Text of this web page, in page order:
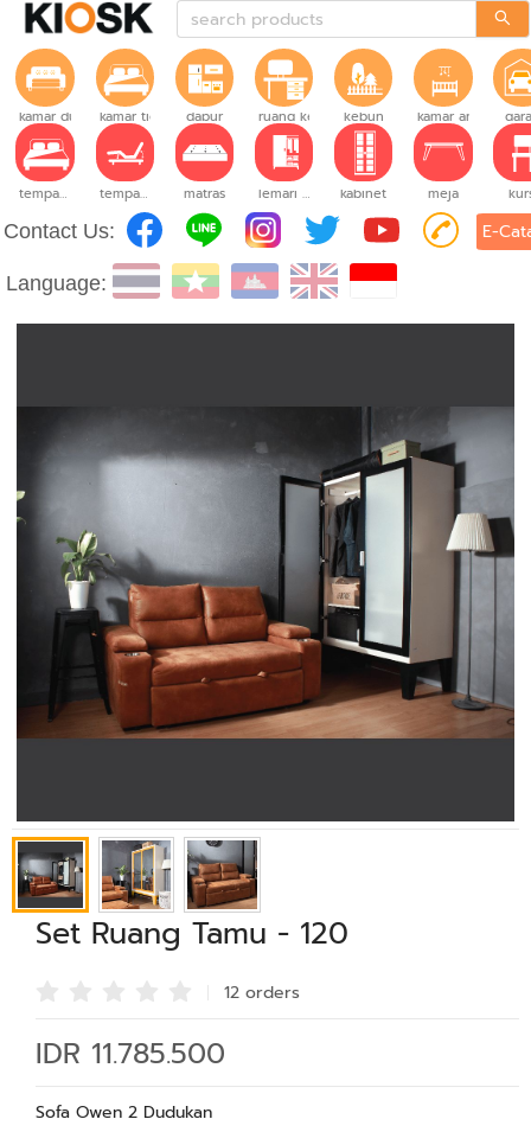
kamar dudukkamar tidur dapur ruang kerja kebun kamar anak-anak
tempat tidur tempat tidur yang dapat disesuaikan matras lemari pakaian kabinet meja
Contact Us: E-
Language:
Set Ruang Tamu - 120
12 orders
IDR 11.785.500
Sofa Owen 2 Dudukan